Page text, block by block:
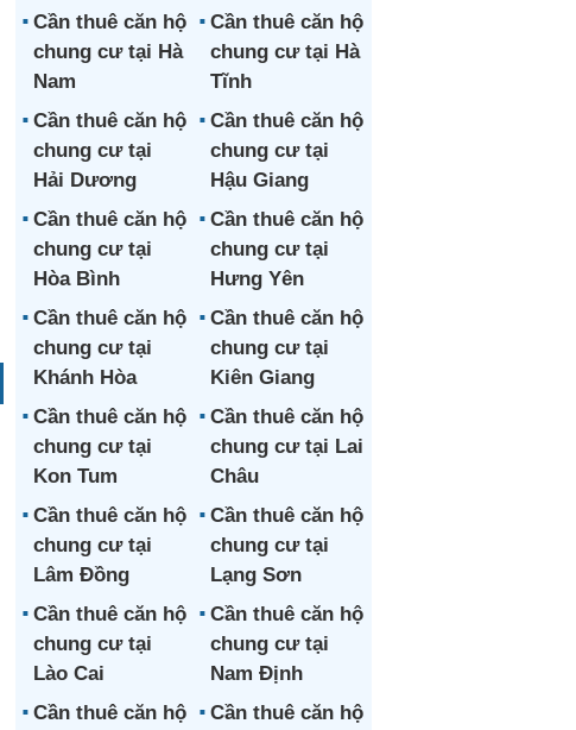
Cần thuê căn hộ
chung cư tại Hà
Nam
Cần thuê căn hộ
chung cư tại Hà
Tĩnh
Cần thuê căn hộ
chung cư tại
Hải Dương
Cần thuê căn hộ
chung cư tại
Hậu Giang
Cần thuê căn hộ
chung cư tại
Hòa Bình
Cần thuê căn hộ
chung cư tại
Hưng Yên
Cần thuê căn hộ
chung cư tại
Khánh Hòa
Cần thuê căn hộ
chung cư tại
Kiên Giang
Cần thuê căn hộ
chung cư tại
Kon Tum
Cần thuê căn hộ
chung cư tại Lai
Châu
Cần thuê căn hộ
chung cư tại
Lâm Đồng
Cần thuê căn hộ
chung cư tại
Lạng Sơn
Cần thuê căn hộ
chung cư tại
Lào Cai
Cần thuê căn hộ
chung cư tại
Nam Định
Cần thuê căn hộ
Cần thuê căn hộ